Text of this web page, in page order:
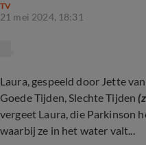
TV
21 mei 2024, 18:31
Laura, gespeeld door Jette
Goede Tijden, Slechte Tijden
vergeet Laura, die Parkinson
waarbij ze in het water valt...